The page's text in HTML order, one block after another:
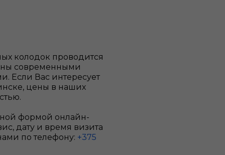
колодок проводится
современными
Если Вас интересует
цены в наших
формой онлайн-
дату и время визита
по телефону: +375